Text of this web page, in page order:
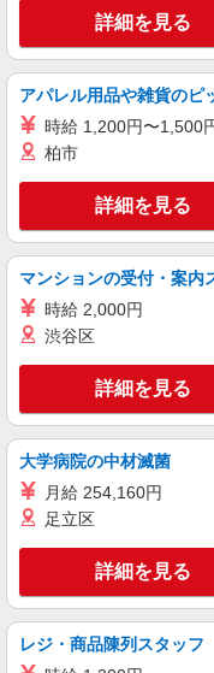
時
円×実
東
キープ
派遣社員
パーソルエクセルHRパー
一般
時
東
株式会社ウィズ
社団法
時
東
キープ
派遣社員
詳細を見る
アパレル用品や雑貨のピ
時給 1,200円〜1,500
柏市
詳細を見る
マンションの受付・案内
時給 2,000円
渋谷区
詳細を見る
大学病院の中材滅菌
月給 254,160円
足立区
詳細を見る
レジ・商品陳列スタッフ